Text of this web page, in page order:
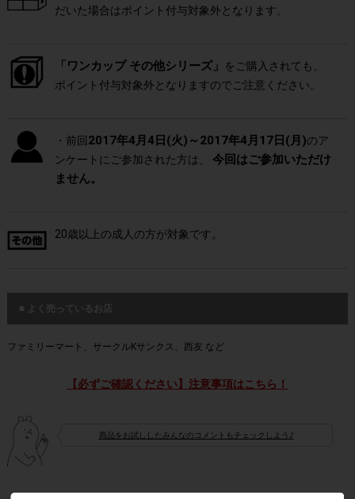
だいた場合はポイント付与対象外となります。
「ワンカップ その他シリーズ」
をご購入されても、
ポイント付与対象外となりますのでご注意ください。
・前回 2017年4月4日(火)～2017年4月17日(月)のア
ンケートにご参加された方は、 今回はご参加いただけ
ません。
20歳以上の成人の方が対象です。
■ よく売っているお店
ファミリーマート、サークルKサンクス、西友 など
【必ずご確認ください】注意事項はこちら！
商品をお試ししたみんなのコメントもチェックしよう♪